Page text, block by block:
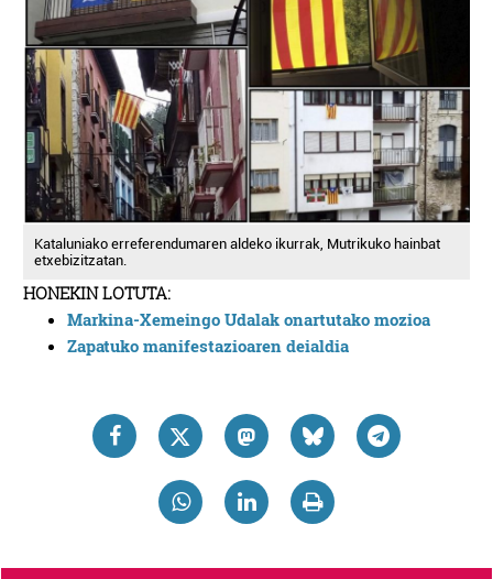
Kataluniako erreferendumaren aldeko ikurrak, Mutrikuko hainbat
etxebizitzatan.
HONEKIN LOTUTA:
Markina-Xemeingo Udalak onartutako mozioa
Zapatuko manifestazioaren deialdia